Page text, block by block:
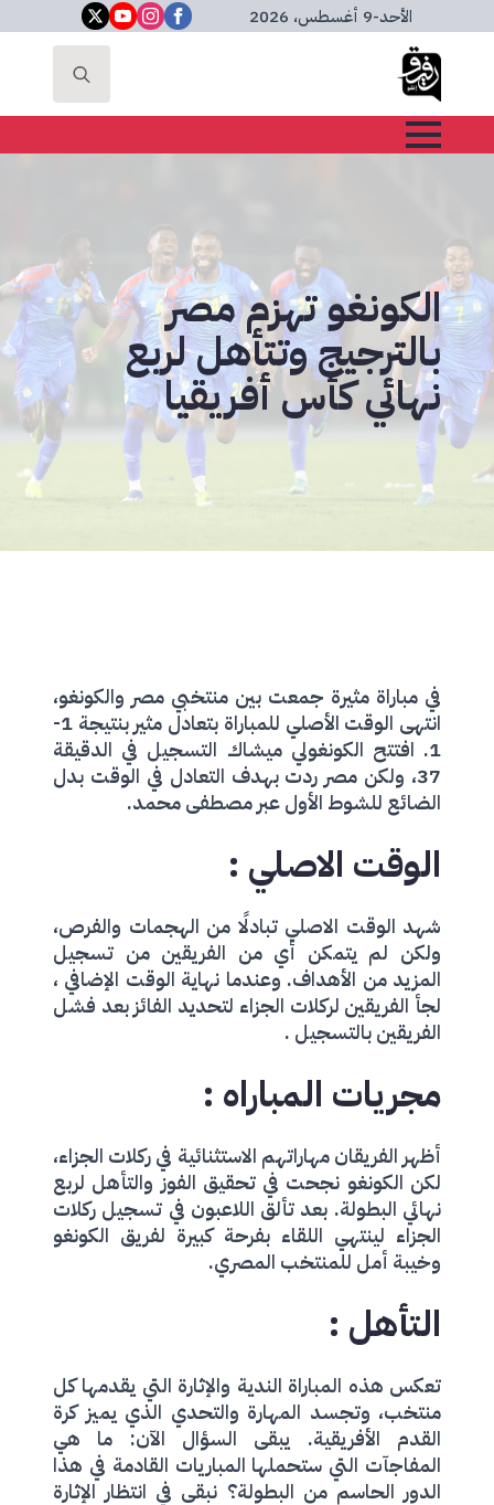
الأحد-9 أغسطس، 2026
Search
الكونغو تهزم مصر
بالترجيج وتتأهل لربع
نهائي كأس أفريقيا
في مباراة مثيرة جمعت بين منتخبي مصر والكونغو،
انتهى الوقت الأصلي للمباراة بتعادل مثير بنتيجة 1-
1. افتتح الكونغولي ميشاك التسجيل في الدقيقة
37، ولكن مصر ردت بهدف التعادل في الوقت بدل
الضائع للشوط الأول عبر مصطفى محمد.
الوقت الاصلي :
شهد الوقت الاصلي تبادلًا من الهجمات والفرص،
ولكن لم يتمكن أي من الفريقين من تسجيل
المزيد من الأهداف. وعندما نهاية الوقت الإضافي ،
لجأ الفريقين لركلات الجزاء لتحديد الفائز بعد فشل
الفريقين بالتسجيل .
مجريات المباراه :
أظهر الفريقان مهاراتهم الاستثنائية في ركلات الجزاء،
لكن الكونغو نجحت في تحقيق الفوز والتأهل لربع
نهائي البطولة. بعد تألق اللاعبون في تسجيل ركلات
الجزاء لينتهي اللقاء بفرحة كبيرة لفريق الكونغو
وخيبة أمل للمنتخب المصري.
التأهل :
تعكس هذه المباراة الندية والإثارة التي يقدمها كل
منتخب، وتجسد المهارة والتحدي الذي يميز كرة
القدم الأفريقية. يبقى السؤال الآن: ما هي
المفاجآت التي ستحملها المباريات القادمة في هذا
الدور الحاسم من البطولة؟ نبقى في انتظار الإثارة